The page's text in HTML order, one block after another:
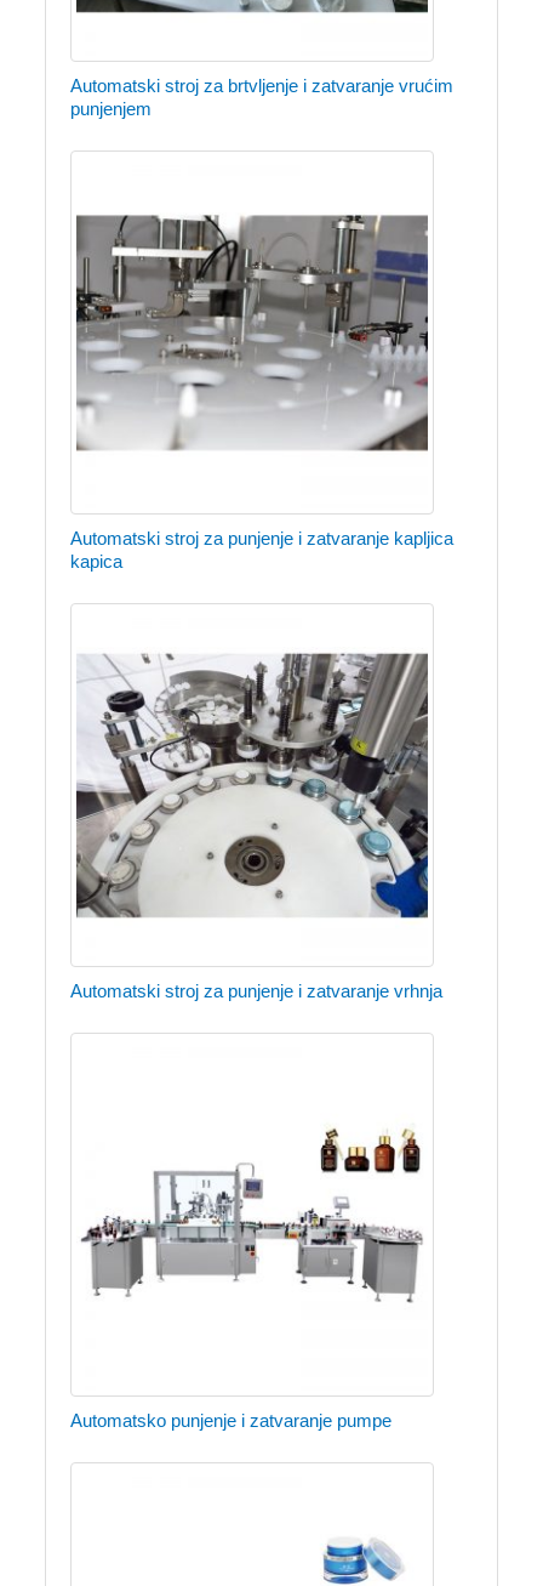
Automatski stroj za brtvljenje i zatvaranje vrućim
punjenjem
Automatski stroj za punjenje i zatvaranje kapljica
kapica
Automatski stroj za punjenje i zatvaranje vrhnja
Automatsko punjenje i zatvaranje pumpe